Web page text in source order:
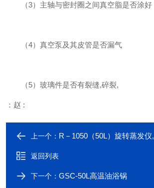
（3）主轴与密封圈之间真空脂是否涂好
（4）真空泵及其皮管是否漏气
（5）玻璃件是否有裂缝,碎裂,
：赵 :
上一个： R－1050（50L）旋转蒸发仪,
返回列表
下一个： GSC-50L高温油浴锅